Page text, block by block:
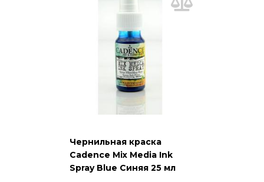
Чернильная краска
Cadence Mix Media Ink
Spray Blue Синяя 25 мл